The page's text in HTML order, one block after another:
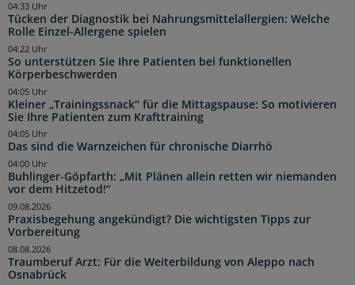
Tücken der Diagnostik bei Nahrungsmittelallergien: Welche
Rolle Einzel-Allergene spielen
04:33 Uhr
So unterstützen Sie Ihre Patienten bei funktionellen
Körperbeschwerden
04:22 Uhr
Kleiner „Trainingssnack“ für die Mittagspause: So motivieren
Sie Ihre Patienten zum Krafttraining
04:05 Uhr
Das sind die Warnzeichen für chronische Diarrhö
04:05 Uhr
Buhlinger-Göpfarth: „Mit Plänen allein retten wir niemanden
vor dem Hitzetod!“
04:00 Uhr
Praxisbegehung angekündigt? Die wichtigsten Tipps zur
Vorbereitung
09.08.2026
Traumberuf Arzt: Für die Weiterbildung von Aleppo nach
Osnabrück
08.08.2026